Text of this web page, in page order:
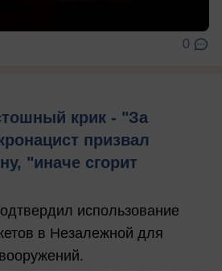
0
крик - "За
призвал
"иначе сгорит
использование
в Незалежной для